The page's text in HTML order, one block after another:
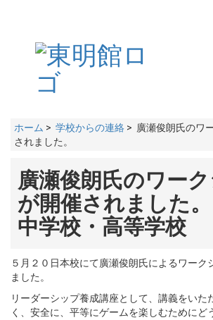
ホーム > 学校からの連絡 > 廣瀬俊朗氏のワ
されました。
廣瀬俊朗氏のワー
が開催されました
中学校・高等学校
５月２０日本校にて廣瀬俊朗氏によるワーク
ました。
リーダーシップ養成講座として、講義をいた
く、安全に、平等にゲームを楽しむためにど